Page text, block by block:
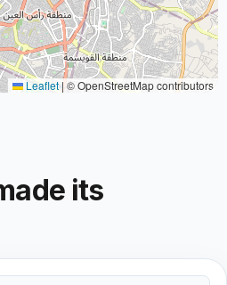
Leaflet|© OpenStreetMap contributors
its